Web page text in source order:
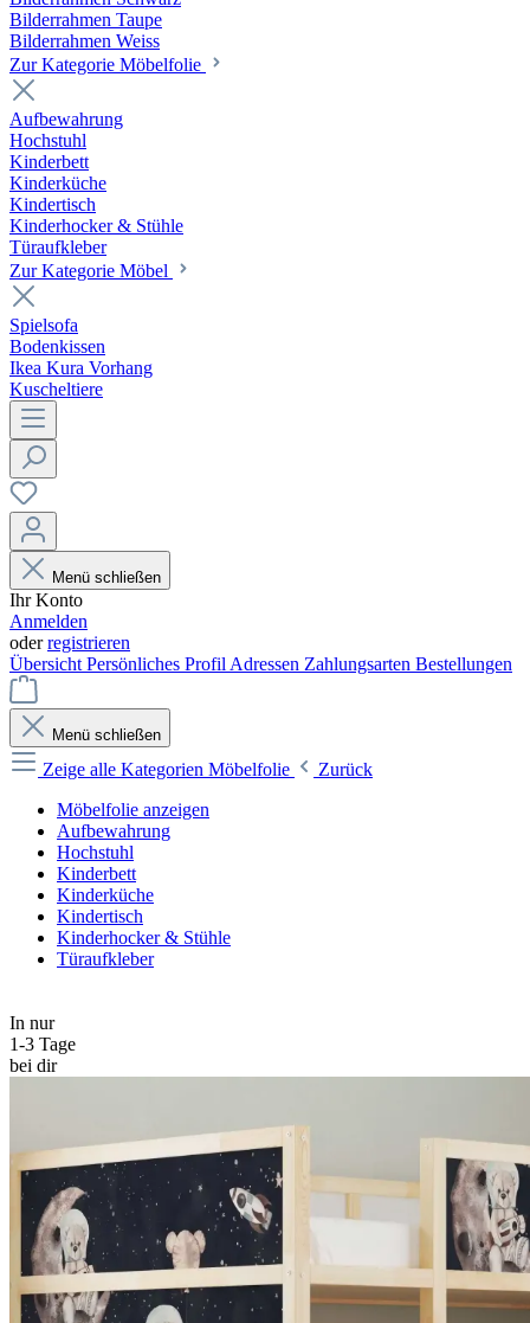
Bilderrahmen Taupe
Bilderrahmen Weiss
Zur Kategorie Möbelfolie
Aufbewahrung
Hochstuhl
Kinderbett
Kinderküche
Kindertisch
Kinderhocker & Stühle
Türaufkleber
Zur Kategorie Möbel
Spielsofa
Bodenkissen
Ikea Kura Vorhang
Kuscheltiere
Menü schließen
Ihr Konto
Anmelden
oderregistrieren
Übersicht Persönliches Profil Adressen Zahlungsarten Bestellungen
Menü schließen
Zeige alle Kategorien Möbelfolie
Zurück
Möbelfolie anzeigen
Aufbewahrung
Hochstuhl
Kinderbett
Kinderküche
Kindertisch
Kinderhocker & Stühle
Türaufkleber
In nur
1-3 Tage
bei dir